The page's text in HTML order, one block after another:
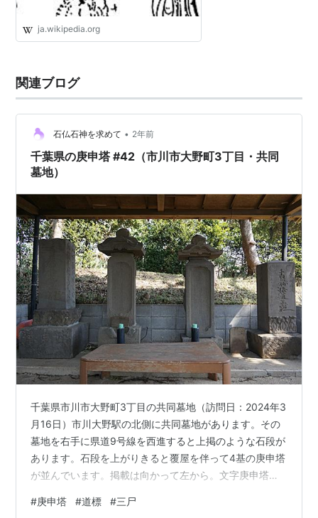
ja.wikipedia.org
関連ブログ
石仏石神を求めて • 2年前
千葉県の庚申塔 #42（市川市大野町3丁目・共同
墓地）
千葉県市川市大野町3丁目の共同墓地（訪問日：2024年3
月16日）市川大野駅の北側に共同墓地があります。その
墓地を右手に県道9号線を西進すると上掲のような石段が
あります。石段を上がりきると覆屋を伴って4基の庚申塔
が並んでいます。掲載は向かって左から。文字庚申塔
(1819) / 観□謹書之 / 天下泰平國家安全五穀豊饒萬民快樂
#庚申塔 #道標 #三尸